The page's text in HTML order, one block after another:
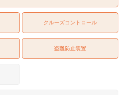
クルーズコントロール
盗難防止装置